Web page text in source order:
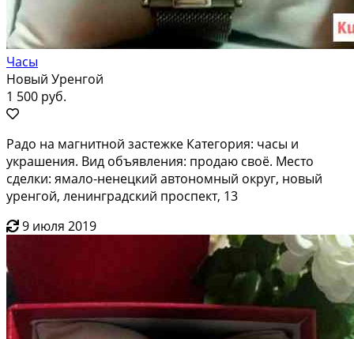
Часы
Новый Уренгой
1 500 руб.
Радо на магнитной застежке Категория: часы и
украшения. Вид объявления: продаю своё. Место
сделки: ямало-ненецкий автономный округ, новый
уренгой, ленинградский проспект, 13
9 июля 2019